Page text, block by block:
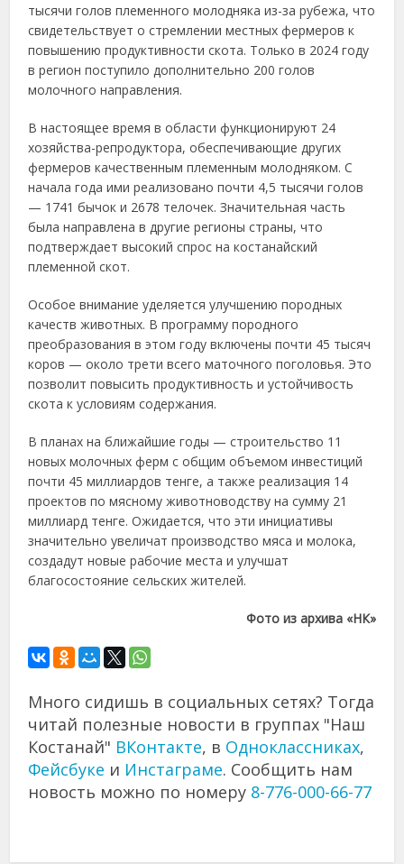
тысячи голов племенного молодняка из-за рубежа, что
свидетельствует о стремлении местных фермеров к
повышению продуктивности скота. Только в 2024 году
в регион поступило дополнительно 200 голов
молочного направления.
В настоящее время в области функционируют 24
хозяйства-репродуктора, обеспечивающие других
фермеров качественным племенным молодняком. С
начала года ими реализовано почти 4,5 тысячи голов
— 1741 бычок и 2678 телочек. Значительная часть
была направлена в другие регионы страны, что
подтверждает высокий спрос на костанайский
племенной скот.
Особое внимание уделяется улучшению породных
качеств животных. В программу породного
преобразования в этом году включены почти 45 тысяч
коров — около трети всего маточного поголовья. Это
позволит повысить продуктивность и устойчивость
скота к условиям содержания.
В планах на ближайшие годы — строительство 11
новых молочных ферм с общим объемом инвестиций
почти 45 миллиардов тенге, а также реализация 14
проектов по мясному животноводству на сумму 21
миллиард тенге. Ожидается, что эти инициативы
значительно увеличат производство мяса и молока,
создадут новые рабочие места и улучшат
благосостояние сельских жителей.
Фото из архива «НК»
Много сидишь в социальных сетях? Тогда
читай полезные новости в группах "Наш
Костанай" ВКонтакте, в Одноклассниках,
Фейсбуке и Инстаграме. Сообщить нам
новость можно по номеру 8-776-000-66-77